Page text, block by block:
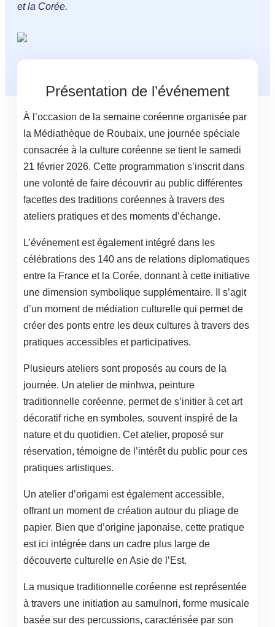
et la Corée.
Présentation de l’événement
À l’occasion de la semaine coréenne organisée par
la Médiathèque de Roubaix, une journée spéciale
consacrée à la culture coréenne se tient le samedi
21 février 2026. Cette programmation s’inscrit dans
une volonté de faire découvrir au public différentes
facettes des traditions coréennes à travers des
ateliers pratiques et des moments d’échange.
L’événement est également intégré dans les
célébrations des 140 ans de relations diplomatiques
entre la France et la Corée, donnant à cette initiative
une dimension symbolique supplémentaire. Il s’agit
d’un moment de médiation culturelle qui permet de
créer des ponts entre les deux cultures à travers des
pratiques accessibles et participatives.
Plusieurs ateliers sont proposés au cours de la
journée. Un atelier de minhwa, peinture
traditionnelle coréenne, permet de s’initier à cet art
décoratif riche en symboles, souvent inspiré de la
nature et du quotidien. Cet atelier, proposé sur
réservation, témoigne de l’intérêt du public pour ces
pratiques artistiques.
Un atelier d’origami est également accessible,
offrant un moment de création autour du pliage de
papier. Bien que d’origine japonaise, cette pratique
est ici intégrée dans un cadre plus large de
découverte culturelle en Asie de l’Est.
La musique traditionnelle coréenne est représentée
à travers une initiation au samulnori, forme musicale
basée sur des percussions, caractérisée par son